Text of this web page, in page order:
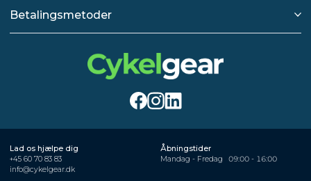
Betalingsmetoder
Lad os hjælpe dig
+45 60 70 83 83
info@cykelgear.dk
Åbningstider
Mandag - Fredag
09:00 - 16:00